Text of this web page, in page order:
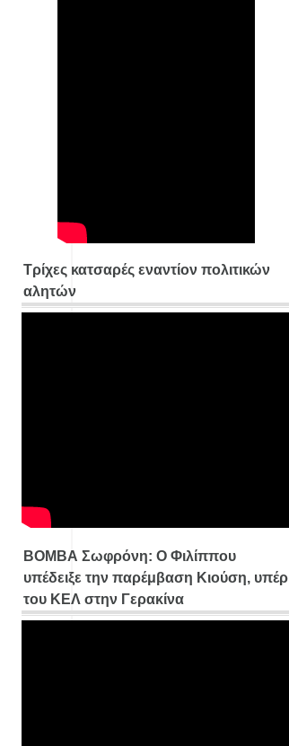
Τρίχες κατσαρές εναντίον πολιτικών
αλητών
ΒΟΜΒΑ Σωφρόνη: Ο Φιλίππου
υπέδειξε την παρέμβαση Κιούση, υπέρ
του ΚΕΛ στην Γερακίνα